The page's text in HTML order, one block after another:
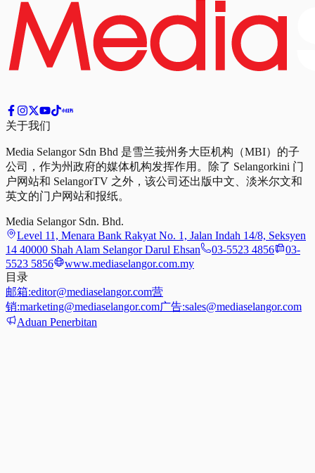
关于我们
Media Selangor Sdn Bhd 是雪兰莪州务大臣机构（MBI）的子
公司，作为州政府的媒体机构发挥作用。除了 Selangorkini 门
户网站和 SelangorTV 之外，该公司还出版中文、淡米尔文和
英文的门户网站和报纸。
Media Selangor Sdn. Bhd.
Level 11, Menara Bank Rakyat No. 1, Jalan Indah 14/8, Seksyen
14 40000 Shah Alam Selangor Darul Ehsan
03-5523 4856
03-
5523 5856
www.mediaselangor.com.my
目录
邮箱:editor@mediaselangor.com营
销:marketing@mediaselangor.com广告:sales@mediaselangor.com
Aduan Penerbitan